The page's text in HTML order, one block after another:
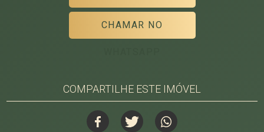
CHAMAR NO
COMPARTILHE ESTE IMÓVEL